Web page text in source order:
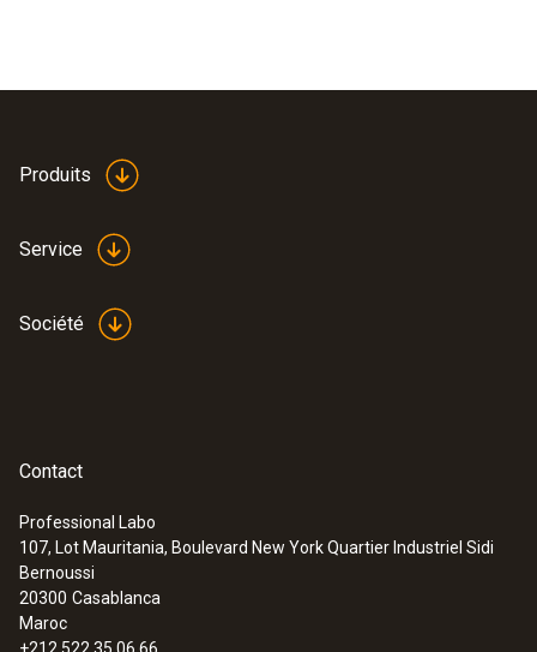
Produits
Service
Société
Contact
Professional Labo
107, Lot Mauritania, Boulevard New York Quartier Industriel Sidi
Bernoussi
20300 Casablanca
Maroc